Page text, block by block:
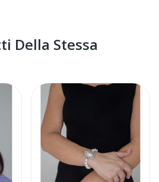
Della Stessa